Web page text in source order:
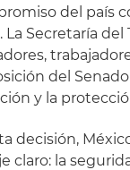
del país
La Secretaría
del
y la
decisión,
claro: la